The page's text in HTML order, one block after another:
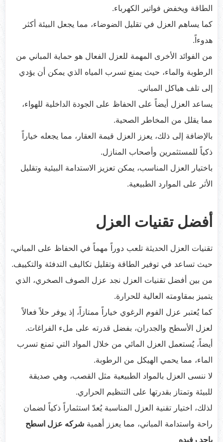
الطاقة ويخفض فواتير الكهرباء.
كما يساهم العزل في تقليل الضوضاء، مما يجعل البيئة أكثر
هدوءاً.
من الفوائد الأخرى المهمة للعزل الفعال هو حماية المباني من
الرطوبة والماء، حيث يمنع تسرب المياه الذي يمكن أن يؤدي
إلى تلف هياكل المباني.
يساعد العزل أيضاً على الحفاظ على الجودة الداخلية للهواء،
مما يقلل من المخاطر الصحية.
بالإضافة إلى ذلك، يعزز العزل قيمة العقار، مما يجعله خياراً
ذكياً للمستثمرين وأصحاب المنازل.
باختيار العزل المناسب، يمكن تعزيز الاستدامة البيئية وتقليل
الأثر على الموارد الطبيعية.
أفضل تقنيات العزل
تقنيات العزل الحديثة تلعب دوراً مهماً في الحفاظ على المباني،
حيث تساعد في توفير الطاقة وتقليل تكاليف التدفئة والتكييف.
من بين أفضل تقنيات العزل نجد عزل الصوف الصخري، الذي
يتميز بمقاومته العالية للحرارة.
كما يُعتبر عزل الفوم الرغوي خياراً ممتازاً، إذ يوفر حلاً فعالاً
لعزل الأسطح والجدران، بفضل قدرته على ملء الفراغات.
أيضاً، يُستعمل العزل المائي من خلال المواد التي تمنع تسرب
الماء، مما يحمي الهيكل من الرطوبة.
لا ننسى العزل بالمواد الطبيعية مثل القصب، وهي صديقة
للبيئة وتمتاز بقدرتها على التنظيم الحراري.
لذلك، اختيار تقنية العزل المناسبة يُعدّ استثماراً ذكياً لضمان
راحة واستدامة المباني، مما يعزز أهمية شركه عزل اسطح
باحد رفيده